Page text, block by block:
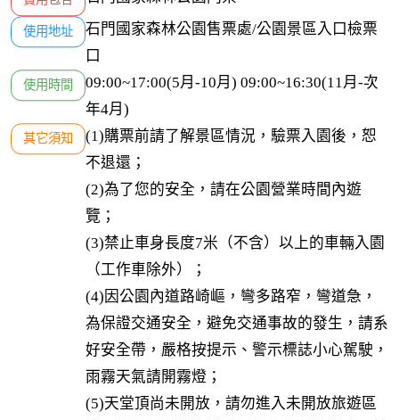
使用地址
石門國家森林公園售票處/公園景區入口檢票
口
使用時間
09:00~17:00(5月-10月) 09:00~16:30(11月-次
年4月)
其它須知
(1)購票前請了解景區情況，驗票入園後，恕
不退還；
(2)為了您的安全，請在公園營業時間內遊
覽；
(3)禁止車身長度7米（不含）以上的車輛入園
（工作車除外）；
(4)因公園內道路崎嶇，彎多路窄，彎道急，
為保證交通安全，避免交通事故的發生，請系
好安全帶，嚴格按提示、警示標誌小心駕駛，
雨霧天氣請開霧燈；
(5)天堂頂尚未開放，請勿進入未開放旅遊區